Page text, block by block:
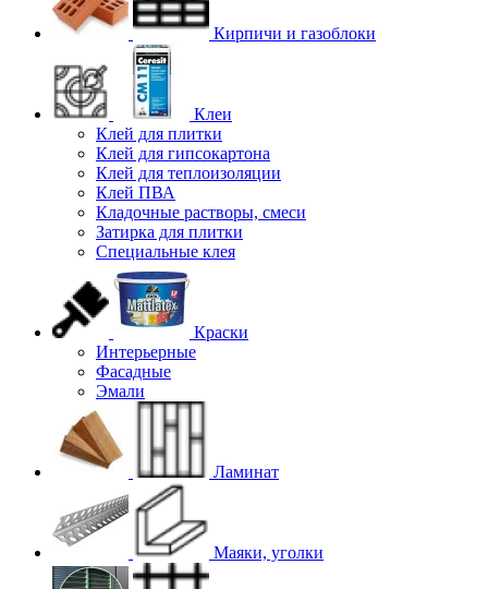
Кирпичи и газоблоки
Клеи
Клей для плитки
Клей для гипсокартона
Клей для теплоизоляции
Клей ПВА
Кладочные растворы, смеси
Затирка для плитки
Специальные клея
Краски
Интерьерные
Фасадные
Эмали
Ламинат
Маяки, уголки